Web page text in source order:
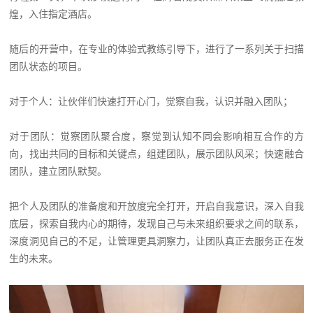
煌，入住指定酒店。
随后的开营中，在专业的体验式教练引导下，进行了一系列关于扫描
团队状态的项目。
对于个人：让伙伴们快速打开心门，觉察自我，认识并融入团队；
对于团队：觉察团队聚合度，察觉到认知不同会影响相互合作的方
向，找出共同的目标和关键点，组建团队，展示团队风采；快速融合
团队，建立团队默契。
把个人及团队的准备度和开放度完全打开，开启自我意识，深入自我
底层，探索自我内心的期待，发现自己与未来组织要求之间的联系，
深度洞见自己的不足，让管理更具洞察力，让团队真正去服务正在发
生的未来。